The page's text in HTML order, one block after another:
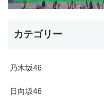
カテゴリー
乃木坂46
日向坂46